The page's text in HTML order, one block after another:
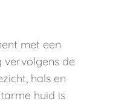
met een
vervolgens de
hals en
huid is